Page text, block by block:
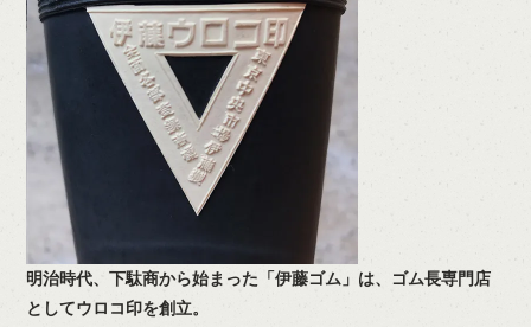
明治時代、下駄商から始まった「伊藤ゴム」は、ゴム長専門店
としてウロコ印を創立。